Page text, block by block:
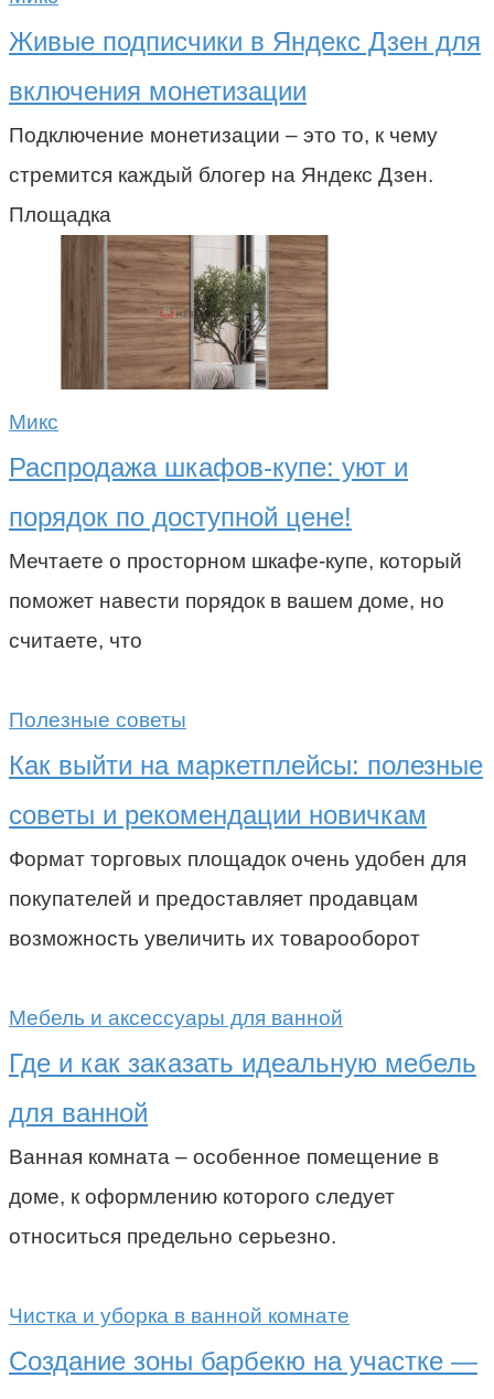
Живые подписчики в Яндекс Дзен для
включения монетизации
Подключение монетизации – это то, к чему
стремится каждый блогер на Яндекс Дзен.
Площадка
Микс
Распродажа шкафов-купе: уют и
порядок по доступной цене!
Мечтаете о просторном шкафе-купе, который
поможет навести порядок в вашем доме, но
считаете, что
Полезные советы
Как выйти на маркетплейсы: полезные
советы и рекомендации новичкам
Формат торговых площадок очень удобен для
покупателей и предоставляет продавцам
возможность увеличить их товарооборот
Мебель и аксессуары для ванной
Где и как заказать идеальную мебель
для ванной
Ванная комната – особенное помещение в
доме, к оформлению которого следует
относиться предельно серьезно.
Чистка и уборка в ванной комнате
Создание зоны барбекю на участке —